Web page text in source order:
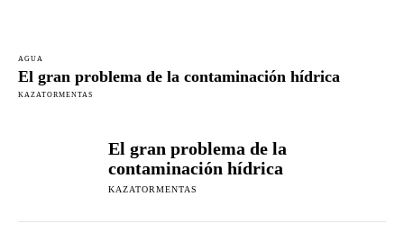
AGUA
El gran problema de la contaminación hídrica
KAZATORMENTAS
El gran problema de la
contaminación hídrica
KAZATORMENTAS